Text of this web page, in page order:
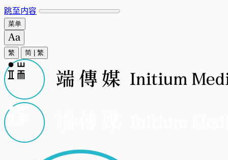
跳至内容
菜单
繁 简 繁